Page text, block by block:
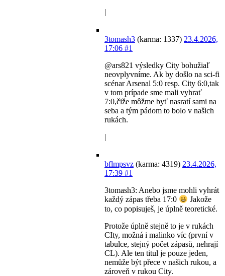
|
3tomash3 (karma: 1337) 23.4.2026,
17:06 #1
@ars821 výsledky City bohužiaľ
neovplyvníme. Ak by došlo na sci-fi
scénar Arsenal 5:0 resp. City 6:0,tak
v tom prípade sme mali vyhrať
7:0,čiže môžme byť nasratí sami na
seba a tým pádom to bolo v našich
rukách.
|
bflmpsvz (karma: 4319) 23.4.2026,
17:39 #1
3tomash3: Anebo jsme mohli vyhrát
každý zápas třeba 17:0
Jakože
to, co popisuješ, je úplně teoretické.
Protože úplně stejně to je v rukách
CIty, možná i malinko víc (první v
tabulce, stejný počet zápasů, nehrají
CL). Ale ten titul je pouze jeden,
nemůže být přece v našich rukou, a
zároveň v rukou City.